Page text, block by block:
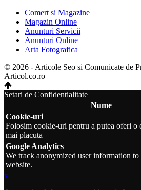
Comert si Magazine
Magazin Online
Anunturi Servicii
Anunturi Online
Arta Fotografica
© 2026 - Articole Seo si Comunicate de
Articol.co.ro
Setari de Confidentialitate
Nume
Cookie-uri
Folosim cookie-uri pentru a putea oferi o
mai placuta
Google Analytics
We track anonymized user information
website.
x